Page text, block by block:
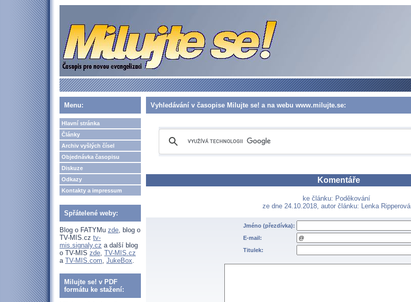
Menu:
Hlavní stránka
Články
Archiv vyšlých čísel
Objednávka časopisu
Diskuze
Odkazy
Kontakty a impressum
Spřátelené weby:
Blog o FATYMu zde, blog o
TV-MIS.cz tv-
mis.signaly.cz a další blog
o TV-MIS zde, TV-MIS.cz
a TV-MIS.com, JukeBox.
Milujte se! v PDF
formátu ke stažení:
Vyhledávání v časopise Milujte se! a na webu www.milujte.se:
Komentáře
ke článku: Poděkování
ze dne 24.10.2018, autor článku: Lenka Ripperová
Jméno (přezdívka):
E-mail:
Titulek: